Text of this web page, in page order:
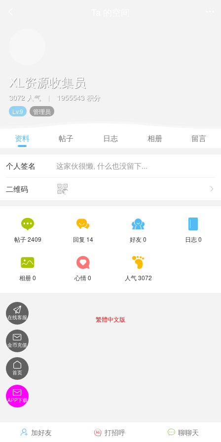
XL资源收集员
3072 人气 | 1955543 积分
Lv.9 管理员
资料 帖子 日志 相册 留言
这家伙很懒, 什么也没留下...
个人签名


二维码

帖子 2409

回复 14

好友 0

日志 0

相册 0

心情 0

人气 3072
 加好友  打招呼  聊聊天
繁體中文版

在线客服

金币充值

首页

APP下载